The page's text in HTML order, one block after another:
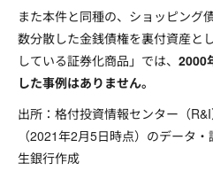
また本件と同種の、ショッピング
数分散した金銭債権を裏付資産と
している証券化商品」では、 2000
した事例はありません。
出所：格付投資情報センター（
（2021年2月5日時点）のデータ
生銀行作成